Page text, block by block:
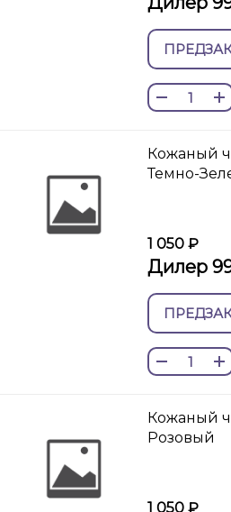
Кожаный
Темно-
1 050 ₽
Дилер
Кожаный
Розовый
1 050 ₽